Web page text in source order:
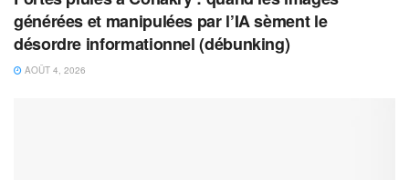
générées et manipulées par l’IA sèment le
désordre informationnel (débunking)
AOÛT 4, 2026